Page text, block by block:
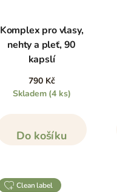
Komplex pro vlasy,
nehty a pleť, 90
kapslí
790 Kč
Skladem (4 ks)
Do košíku
clean label